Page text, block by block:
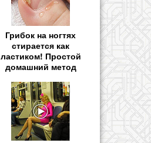
Грибок на ногтях
стирается как
ластиком! Простой
домашний метод